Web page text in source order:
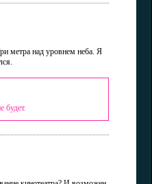
метра над уровнем неба. Я
будет.